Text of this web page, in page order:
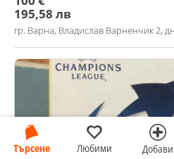
Търсене Любими Добави
195,58 лв
гр. Варна, Владислав Варненчик 2,